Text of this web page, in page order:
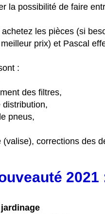
la possibilité de faire
les pièces (si
prix) et Pascal
:
des filtres,
distribution,
pneus,
(valise), corrections des
2021